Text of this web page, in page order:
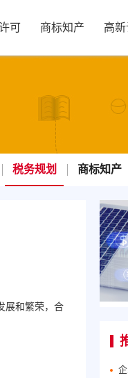
可 商标知产 高
税务规划 商标知产
展和繁荣，合